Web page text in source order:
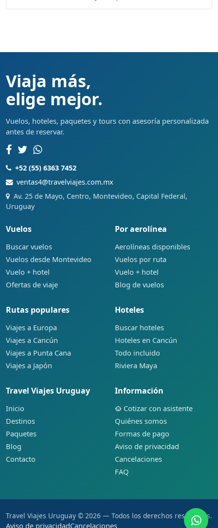
Viaja más,
elige mejor.
Vuelos, hoteles, paquetes y tours con asesoría personalizada
antes de reservar.
+52 (55) 6363 7452
ventas4@travelviajes.com.mx
Av. 25 de Mayo, Centro, Montevideo, Capital Federal,
Uruguay
Vuelos
Buscar vuelos
Vuelos desde Montevideo
Vuelo + hotel
Ofertas de viaje
Por aerolínea
Aerolíneas disponibles
Vuelos por ruta
Vuelo + hotel
Blog de vuelos
Rutas populares
Viajes a Europa
Viajes a Cancún
Viajes a Punta Cana
Viajes a Japón
Hoteles
Buscar hoteles
Hoteles en Cancún
Todo incluido
Riviera Maya
Travel Viajes Uruguay
Inicio
Destinos
Paquetes
Blog
Contacto
Información
Cotizar con asistente
Quiénes somos
Formas de pago
Aviso de privacidad
Cancelaciones
FAQ
Travel Viajes Uruguay © 2026 — Todos los derechos reservados.
Aviso de privacidadCancelaciones